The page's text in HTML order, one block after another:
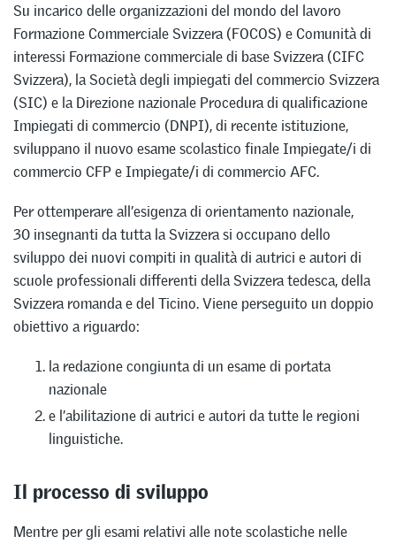
Su incarico delle organizzazioni del mondo del lavoro
Formazione Commerciale Svizzera (FOCOS) e Comunità di
interessi Formazione commerciale di base Svizzera (CIFC
Svizzera), la Società degli impiegati del commercio Svizzera
(SIC) e la Direzione nazionale Procedura di qualificazione
Impiegati di commercio (DNPI), di recente istituzione,
sviluppano il nuovo esame scolastico finale Impiegate/i di
commercio CFP e Impiegate/i di commercio AFC.
Per ottemperare all’esigenza di orientamento nazionale,
30 insegnanti da tutta la Svizzera si occupano dello
sviluppo dei nuovi compiti in qualità di autrici e autori di
scuole professionali differenti della Svizzera tedesca, della
Svizzera romanda e del Ticino. Viene perseguito un doppio
obiettivo a riguardo:
la redazione congiunta di un esame di portata
nazionale
e l’abilitazione di autrici e autori da tutte le regioni
linguistiche.
Il processo di sviluppo
Mentre per gli esami relativi alle note scolastiche nelle